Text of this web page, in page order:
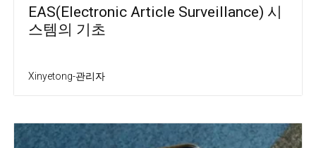
EAS(Electronic Article Surveillance) 시
스템의 기초
Xinyetong-관리자